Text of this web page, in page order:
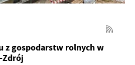
z gospodarstw rolnych w
Zdrój